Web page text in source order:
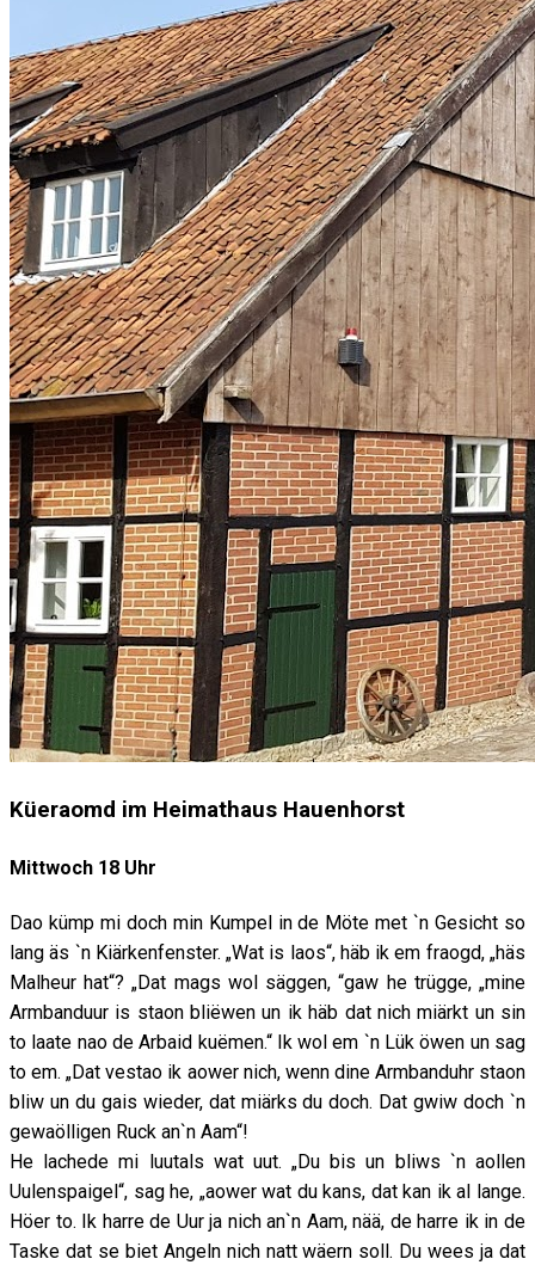
Küeraomd im Heimathaus Hauenhorst
Mittwoch 18 Uhr
Dao kümp mi doch min Kumpel in de Möte met `n Gesicht so
lang äs `n Kiärkenfenster. „Wat is laos“, häb ik em fraogd, „häs
Malheur hat“? „Dat mags wol säggen, “gaw he trügge, „mine
Armbanduur is staon bliëwen un ik häb dat nich miärkt un sin
to laate nao de Arbaid kuëmen.“ Ik wol em `n Lük öwen un sag
to em. „Dat vestao ik aower nich, wenn dine Armbanduhr staon
bliw un du gais wieder, dat miärks du doch. Dat gwiw doch `n
gewaölligen Ruck an`n Aam“!
He lachede mi luutals wat uut. „Du bis un bliws `n aollen
Uulenspaigel“, sag he, „aower wat du kans, dat kan ik al lange.
Höer to. Ik harre de Uur ja nich an`n Aam, nää, de harre ik in de
Taske dat se biet Angeln nich natt wäern soll. Du wees ja dat